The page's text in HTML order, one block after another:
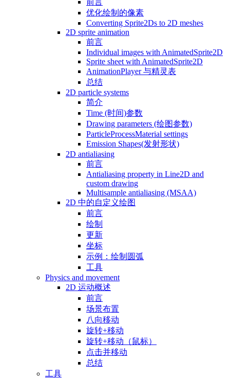
前言
优化绘制的像素
Converting Sprite2Ds to 2D meshes
2D sprite animation
前言
Individual images with AnimatedSprite2D
Sprite sheet with AnimatedSprite2D
AnimationPlayer 与精灵表
总结
2D particle systems
简介
Time (时间)参数
Drawing parameters (绘图参数)
ParticleProcessMaterial settings
Emission Shapes(发射形状)
2D antialiasing
前言
Antialiasing property in Line2D and
custom drawing
Multisample antialiasing (MSAA)
2D 中的自定义绘图
前言
绘制
更新
坐标
示例：绘制圆弧
工具
Physics and movement
2D 运动概述
前言
场景布置
八向移动
旋转+移动
旋转+移动（鼠标）
点击并移动
总结
工具